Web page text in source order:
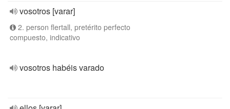
vosotros [varar]
2. person flertall, pretérito perfecto
compuesto, indicativo
vosotros habéis varado